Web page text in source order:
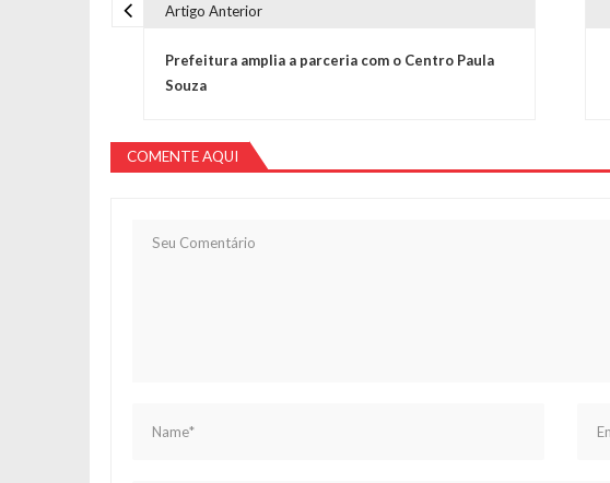
Artigo Anterior
Prefeitura amplia a parceria com o Centro Paula
Souza
COMENTE AQUI